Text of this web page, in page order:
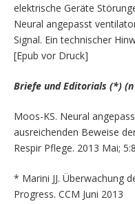
elektrische Geräte
Neural angepasst
Signal. Ein technischer
[Epub vor Druck]
Briefe und Editorials (*) (n
Moos-KS. Neural
ausreichenden Beweise
Respir Pflege. 2013 Mai;
* Marini JJ. Überwachung
Progress. CCM Juni 2013